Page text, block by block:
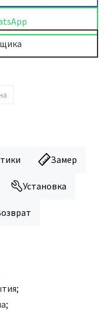
Замер
Установка